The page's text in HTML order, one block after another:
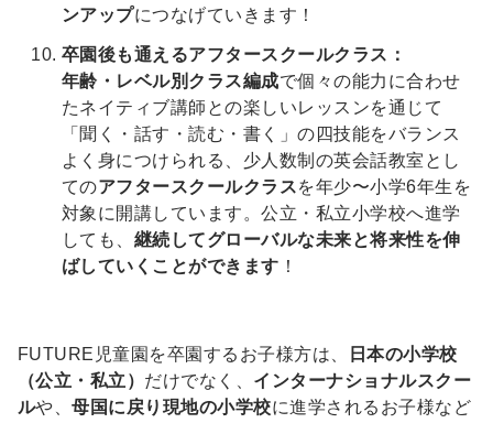
ンアップにつなげていきます！
卒園後も通えるアフタースクールクラス：
年齢・レベル別クラス編成で個々の能力に合わせ
たネイティブ講師との楽しいレッスンを通じて
「聞く・話す・読む・書く」の四技能をバランス
よく身につけられる、少人数制の英会話教室とし
てのアフタースクールクラスを年少〜小学6年生を
対象に開講しています。公立・私立小学校へ進学
しても、 継続してグローバルな未来と将来性を伸
ばしていくことができます ！
FUTURE児童園を卒園するお子様方は、
日本の小学校
（公立・私立） だけでなく、 インターナショナルスクー
ルや、母国に戻り現地の小学校に進学されるお子様など